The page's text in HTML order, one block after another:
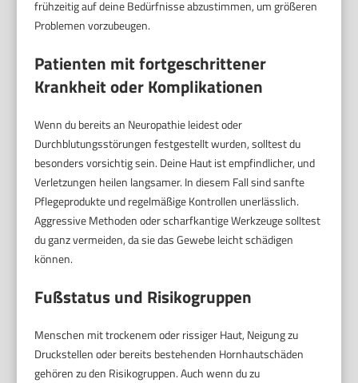
frühzeitig auf deine Bedürfnisse abzustimmen, um größeren
Problemen vorzubeugen.
Patienten mit fortgeschrittener
Krankheit oder Komplikationen
Wenn du bereits an Neuropathie leidest oder
Durchblutungsstörungen festgestellt wurden, solltest du
besonders vorsichtig sein. Deine Haut ist empfindlicher, und
Verletzungen heilen langsamer. In diesem Fall sind sanfte
Pflegeprodukte und regelmäßige Kontrollen unerlässlich.
Aggressive Methoden oder scharfkantige Werkzeuge solltest
du ganz vermeiden, da sie das Gewebe leicht schädigen
können.
Fußstatus und Risikogruppen
Menschen mit trockenem oder rissiger Haut, Neigung zu
Druckstellen oder bereits bestehenden Hornhautschäden
gehören zu den Risikogruppen. Auch wenn du zu